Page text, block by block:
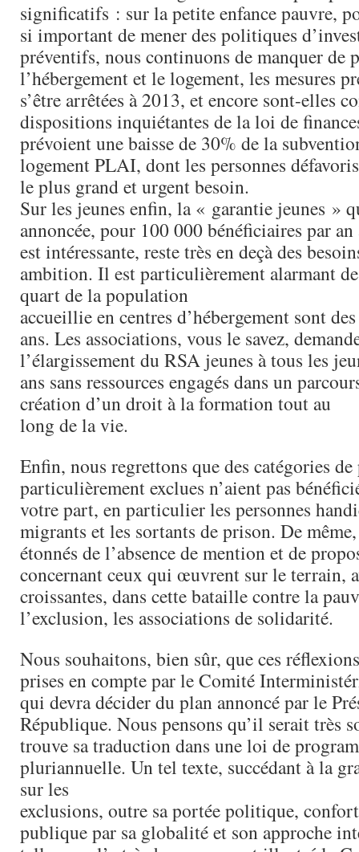
significatifs : sur la petite enfance pauvre,
si important de mener des politiques
préventifs, nous continuons de manquer de
l’hébergement et le logement, les mesures
s’être arrêtées à 2013, et encore sont-elles
dispositions inquiétantes de la loi de
prévoient une baisse de 30% de la
logement PLAI, dont les personnes
le plus grand et urgent besoin.
Sur les jeunes enfin, la « garantie jeunes »
annoncée, pour 100 000 bénéficiaires par
est intéressante, reste très en deçà des
ambition. Il est particulièrement alarmant
quart de la population
accueillie en centres d’hébergement sont
ans. Les associations, vous le savez,
l’élargissement du RSA jeunes à tous les
ans sans ressources engagés dans un
création d’un droit à la formation tout au
long de la vie.
Enfin, nous regrettons que des catégories
particulièrement exclues n’aient pas
votre part, en particulier les personnes
migrants et les sortants de prison. De
étonnés de l’absence de mention et de
concernant ceux qui œuvrent sur le terrain,
croissantes, dans cette bataille contre la
l’exclusion, les associations de solidarité.
Nous souhaitons, bien sûr, que ces
prises en compte par le Comité
qui devra décider du plan annoncé par le
République. Nous pensons qu’il serait très
trouve sa traduction dans une loi de
pluriannuelle. Un tel texte, succédant à la
sur les
exclusions, outre sa portée politique,
publique par sa globalité et son approche